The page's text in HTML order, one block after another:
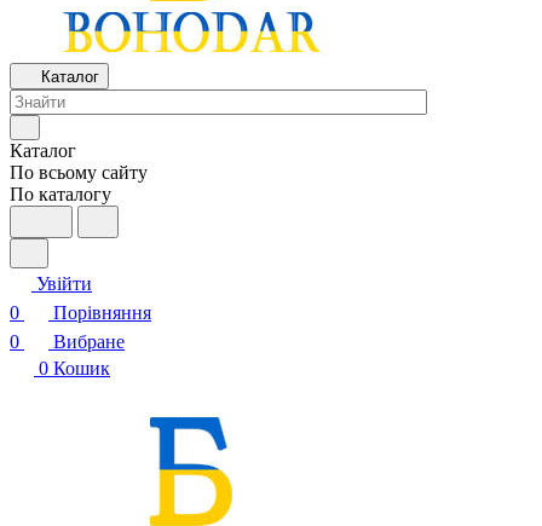
Каталог
Каталог
По всьому сайту
По каталогу
Увійти
0
Порівняння
0
Вибране
0 Кошик